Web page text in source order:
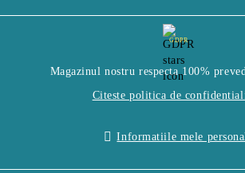
GDPR
Magazinul nostru respecta 100%
Citeste politica de
Informatiile mele